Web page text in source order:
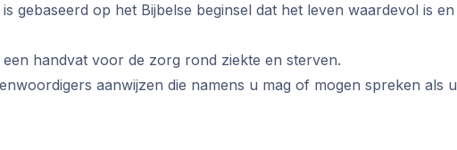
gebaseerd op het Bijbelse beginsel dat het leven waardevol is en
handvat voor de zorg rond ziekte en sterven.
aanwijzen die namens u mag of mogen spreken als u